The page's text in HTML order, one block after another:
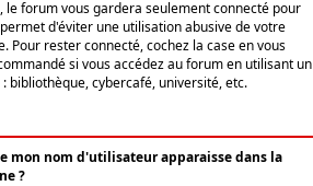
le forum vous gardera seulement connecté pour
d'éviter une utilisation abusive de votre
Pour rester connecté, cochez la case en vous
si vous accédez au forum en utilisant un
bibliothèque, cybercafé, université, etc.
mon nom d'utilisateur apparaisse dans la
?